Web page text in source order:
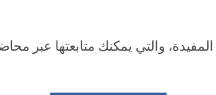
والتي يمكنك متابعتها عبر